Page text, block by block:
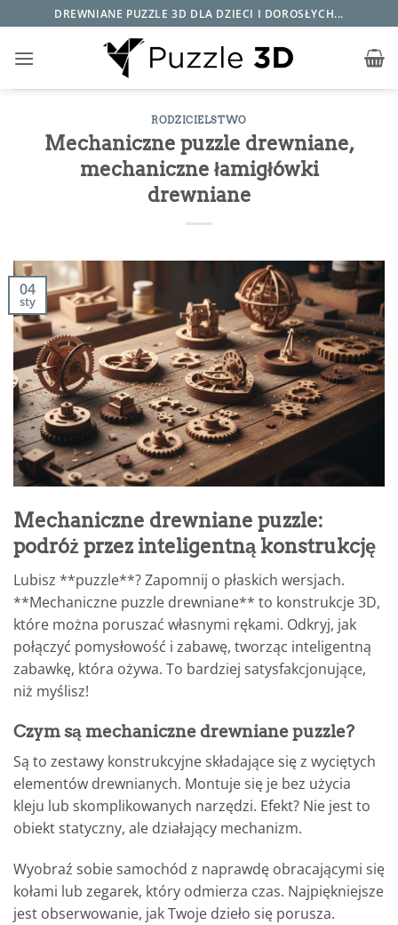
do
zawartości
DREWNIANE PUZZLE 3D DLA DZIECI I DOROSŁYCH...
RODZICIELSTWO
Mechaniczne puzzle drewniane,
mechaniczne łamigłówki
drewniane
04
sty
Mechaniczne drewniane puzzle:
podróż przez inteligentną konstrukcję
Lubisz **puzzle**? Zapomnij o płaskich wersjach.
**Mechaniczne puzzle drewniane** to konstrukcje 3D,
które można poruszać własnymi rękami. Odkryj, jak
połączyć pomysłowość i zabawę, tworząc inteligentną
zabawkę, która ożywa. To bardziej satysfakcjonujące,
niż myślisz!
Czym są mechaniczne drewniane puzzle?
Są to zestawy konstrukcyjne składające się z wyciętych
elementów drewnianych. Montuje się je bez użycia
kleju lub skomplikowanych narzędzi. Efekt? Nie jest to
obiekt statyczny, ale działający mechanizm.
Wyobraź sobie samochód z naprawdę obracającymi się
kołami lub zegarek, który odmierza czas. Najpiękniejsze
jest obserwowanie, jak Twoje dzieło się porusza.